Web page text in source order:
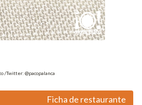
/Twitter: @pacopalanca
Ficha de restaurante